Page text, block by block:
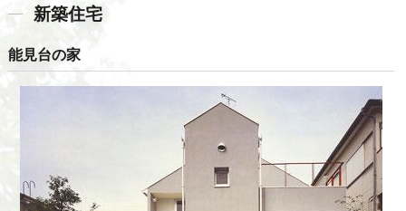
新築住宅
能見台の家